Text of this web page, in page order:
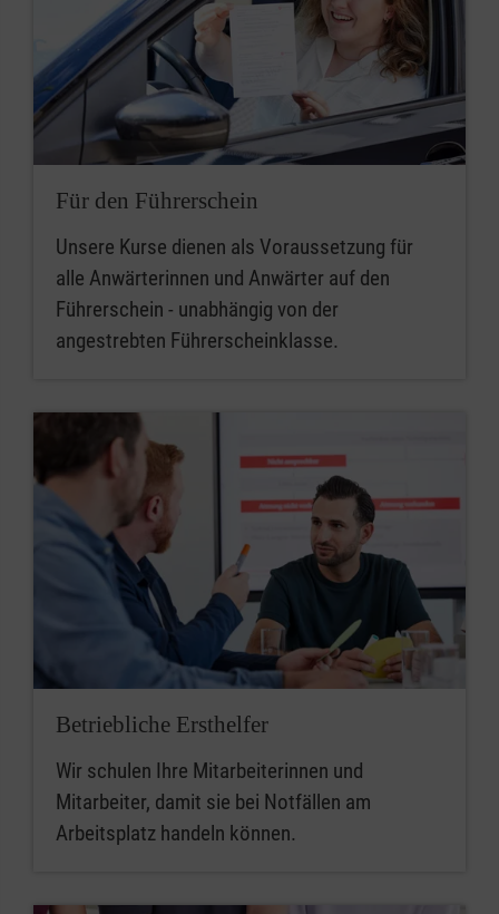
Für den Führerschein
Unsere Kurse dienen als Voraussetzung für
alle Anwärterinnen und Anwärter auf den
Führerschein - unabhängig von der
angestrebten Führerscheinklasse.
Betriebliche Ersthelfer
Wir schulen Ihre Mitarbeiterinnen und
Mitarbeiter, damit sie bei Notfällen am
Arbeitsplatz handeln können.